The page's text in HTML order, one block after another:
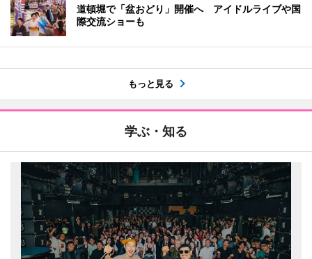
道頓堀で「盆おどり」開催へ アイドルライブや国
際交流ショーも
もっと見る
学ぶ・知る